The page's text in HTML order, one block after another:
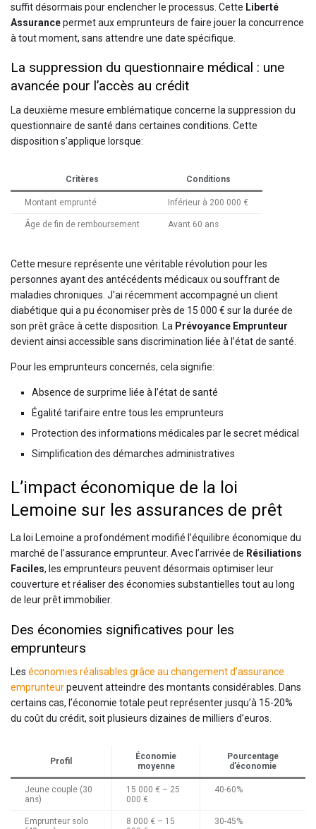
suffit désormais pour enclencher le processus. Cette Liberté
Assurancepermet aux emprunteurs de faire jouer la concurrence
à tout moment, sans attendre une date spécifique.
La suppression du questionnaire médical : une
avancée pour l’accès au crédit
La deuxième mesure emblématique concerne la suppression du
questionnaire de santé dans certaines conditions. Cette
disposition s’applique lorsque:
Critères Conditions
Montant emprunté Inférieur à 200 000 €
Âge de fin de remboursement Avant 60 ans
Cette mesure représente une véritable révolution pour les
personnes ayant des antécédents médicaux ou souffrant de
maladies chroniques. J’ai récemment accompagné un client
diabétique qui a pu économiser près de 15 000 € sur la durée de
son prêt grâce à cette disposition. La Prévoyance Emprunteur
devient ainsi accessible sans discrimination liée à l’état de santé.
Pour les emprunteurs concernés, cela signifie:
Absence de surprime liée à l’état de santé
Égalité tarifaire entre tous les emprunteurs
Protection des informations médicales par le secret médical
Simplification des démarches administratives
L’impact économique de la loi
Lemoine sur les assurances de prêt
La loi Lemoine a profondément modifié l’équilibre économique du
marché de l’assurance emprunteur. Avec l’arrivée de Résiliations
Faciles, les emprunteurs peuvent désormais optimiser leur
couverture et réaliser des économies substantielles tout au long
de leur prêt immobilier.
Des économies significatives pour les
emprunteurs
Les économies réalisables grâce au changement d’assurance
emprunteurpeuvent atteindre des montants considérables. Dans
certains cas, l’économie totale peut représenter jusqu’à 15-20%
du coût du crédit, soit plusieurs dizaines de milliers d’euros.
Profil
Économie
moyenne
Pourcentage
d’économie
Jeune couple (30
ans)
15 000 € – 25
000 €
40-60%
Emprunteur solo
8 000 € – 15
30-45%